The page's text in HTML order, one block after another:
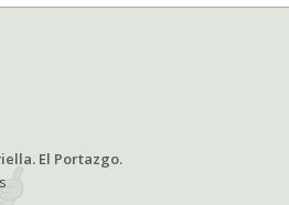
El Portazgo.